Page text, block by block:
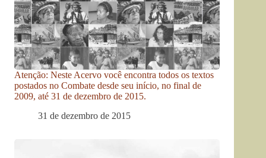
Atenção: Neste Acervo você encontra todos os textos
postados no Combate desde seu início, no final de
2009, até 31 de dezembro de 2015.
31 de dezembro de 2015